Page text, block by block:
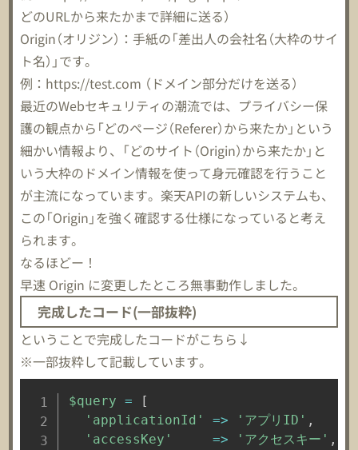
どのURLから来たかまで詳細に送る）
Origin（オリジン）：手紙の「差出人の会社名（大枠のサイ
ト名）」です。
例：https://test.com （ドメイン部分だけを送る）
最近のWebセキュリティの潮流では、プライバシー保
護の観点から「どのページ（Referer）から来たか」という
細かい情報より、「どのサイト（Origin）から来たか」と
いう大枠のドメイン情報を使って身元確認を行うこと
が主流になっています。楽天APIの新しいシステムも、
この「Origin」を強く確認する仕様になっていると考え
られます。
なるほどー！
早速 Origin に変更したところ無事動作しました。
完成したコード(一部抜粋)
ということで完成したコードがこちら↓
※一部抜粋して記載しています。
$query =
[
'applicationId'
=> 'アプリID' ,
'accessKey'
=> 'アクセスキー' ,